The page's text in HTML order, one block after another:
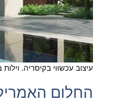
עיצוב עכשווי בקיסריה.
החלום